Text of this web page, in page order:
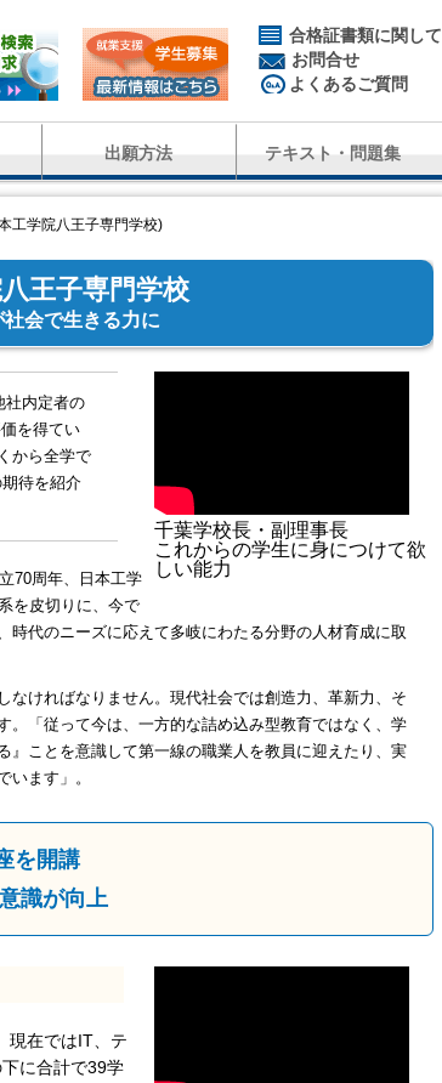
合格証書類に関して
お問合せ
よくあるご質問
出願方法 テキスト・問題集
工学院八王子専門学校)
王子専門学校
会で生きる力に
千葉学校長・副理事長
これからの学生に身につけて欲
しい能力
社内定者の
を得てい
から全学で
待を紹介
70周年、日本工学
を皮切りに、今で
代のニーズに応えて多岐にわたる分野の人材育成に取
ければなりません。現代社会では創造力、革新力、そ
。「従って今は、一方的な詰め込み型教育ではなく、学
ことを意識して第一線の職業人を教員に迎えたり、実
います」。
を開講
識が向上
現在ではIT、テ
に合計で39学